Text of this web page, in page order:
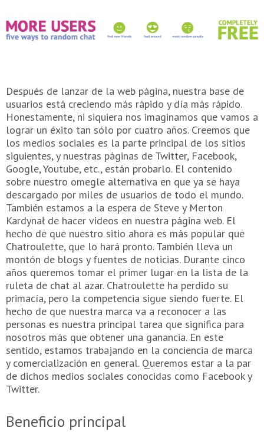
Después de lanzar de la web página, nuestra base de
usuarios está creciendo más rápido y día más rápido.
Honestamente, ni siquiera nos imaginamos que vamos a
lograr un éxito tan sólo por cuatro años. Creemos que
los medios sociales es la parte principal de los sitios
siguientes, y nuestras páginas de Twitter, Facebook,
Google, Youtube, etc., están probarlo. El contenido
sobre nuestro omegle alternativa en que ya se haya
descargado por miles de usuarios de todo el mundo.
También estamos a la espera de Steve y Merton
Kardynał de hacer videos en nuestra página web. El
hecho de que nuestro sitio ahora es más popular que
Chatroulette, que lo hará pronto. También lleva un
montón de blogs y fuentes de noticias. Durante cinco
años queremos tomar el primer lugar en la lista de la
ruleta de chat al azar. Chatroulette ha perdido su
primacía, pero la competencia sigue siendo fuerte. El
hecho de que nuestra marca va a reconocer a las
personas es nuestra principal tarea que significa para
nosotros más que obtener una ganancia. En este
sentido, estamos trabajando en la conciencia de marca
y comercialización en general. Queremos estar a la par
de dichos medios sociales conocidas como Facebook y
Twitter.
Beneficio principal